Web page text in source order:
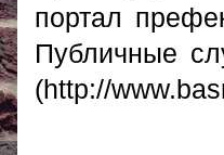
портал
Публичные
(http://